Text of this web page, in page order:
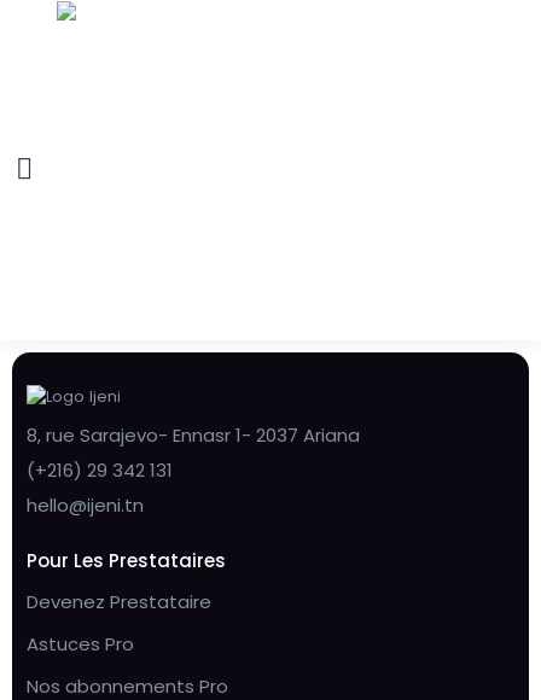
8, rue Sarajevo- Ennasr 1- 2037 Ariana
(+216) 29 342 131
hello@ijeni.tn
Pour Les Prestataires
Devenez Prestataire
Astuces Pro
Nos abonnements Pro